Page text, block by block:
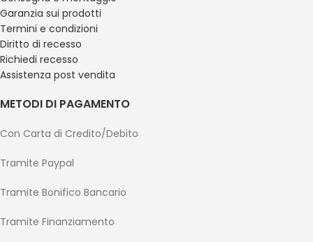
Garanzia sui prodotti
Termini e condizioni
Diritto di recesso
Richiedi recesso
Assistenza post vendita
METODI DI PAGAMENTO
Con Carta di Credito/Debito
Tramite Paypal
Tramite Bonifico Bancario
Tramite Finanziamento